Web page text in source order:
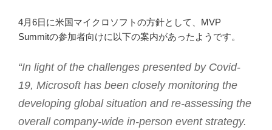
4月6日に米国マイクロソフトの方針として、MVP
Summitの参加者向けに以下の案内があったようです。
“In light of the challenges presented by Covid-
19, Microsoft has been closely monitoring the
developing global situation and re-assessing the
overall company-wide in-person event strategy.